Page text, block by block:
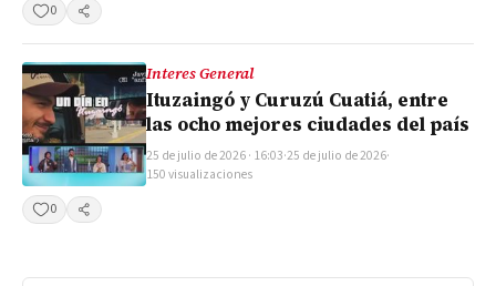
0
Compartir
Interes General
Ituzaingó y Curuzú Cuatiá, entre
las ocho mejores ciudades del país
25 de julio de 2026 · 16:03·25 de julio de 2026·
150 visualizaciones
0
Compartir